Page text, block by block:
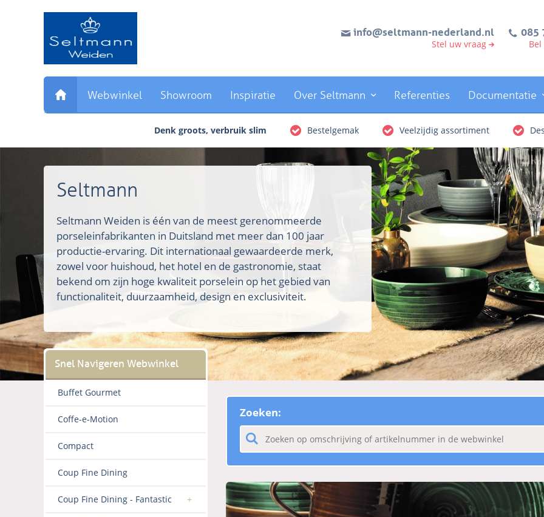
Direct
info@seltmann-nederland.nl
Stel uw vraag
085
Webwinkel Showroom Inspiratie Over Seltmann Referenties Documentatie
Denk groots, verbruik slim Bestelgemak Veelzijdig assortiment
Seltmann
Seltmann Weiden is één van de meest gerenommeerde
porseleinfabrikanten in Duitsland met meer dan 100 jaar
productie-ervaring. Dit internationaal gewaardeerde merk,
zowel voor huishoud, het hotel en de gastronomie, staat
bekend om zijn hoge kwaliteit porselein op het gebied van
functionaliteit, duurzaamheid, design en exclusiviteit.
Buffet Gourmet
Coffe-e-Motion
Compact
Coup Fine Dining
Coup Fine Dining - Fantastic
Zoeken: